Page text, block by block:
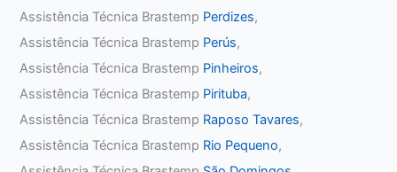
Assistência Técnica Brastemp Perdizes,
Assistência Técnica Brastemp Perús,
Assistência Técnica Brastemp Pinheiros,
Assistência Técnica Brastemp Pirituba,
Assistência Técnica Brastemp Raposo Tavares,
Assistência Técnica Brastemp Rio Pequeno,